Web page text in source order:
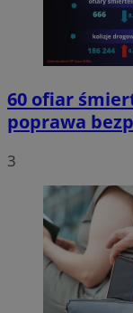
60 ofiar
poprawa
3